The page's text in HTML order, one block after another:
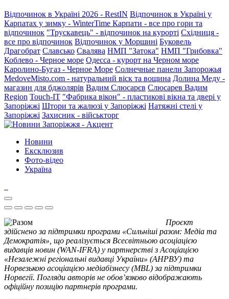
Відпочинок в Україні 2026 - RestIN Відпочинок в Україні у
Карпатах у зимку - WinterTime Карпати - все про гори та
відпочинок "Трускавець" - відпочинок на курорті Східниця -
все про відпочинок Відпочинок у Моршині Буковель
Драгобрат Славсько Свалява НМП "Затока" НМП "Грибовка"
Коблево - Черное море Одесса - курорт на Черном море
Каролино-Бугаз - Черное Море Солнечные панели Запорожья
MedoveMisto.com - натуральний віск та вощина Долина Меду -
магазин для бджолярів Вадим Слюсарєв Слюсарев Вадим
Region Touch-IT "Фабрика вікон" - пластикові вікна та двері у
Запоріжжі Штори та жалюзі у Запоріжжі Натяжні стелі у
Запоріжжі Захисник - військторг
Новини
Ексклюзив
Фото-відео
Україна
Проєкт
здійснено за підтримки програми «Сильніші разом: Медіа та
Демократія», що реалізується Всесвітньою асоціацією
видавців новин (WAN-IFRA) у партнерстві з Асоціацією
«Незалежні регіональні видавці України» (АНРВУ) та
Норвезькою асоціацією медіабізнесу (MBL) за підтримки
Норвегії. Погляди авторів не обов’язково відображають
офіційну позицію партнерів програми.